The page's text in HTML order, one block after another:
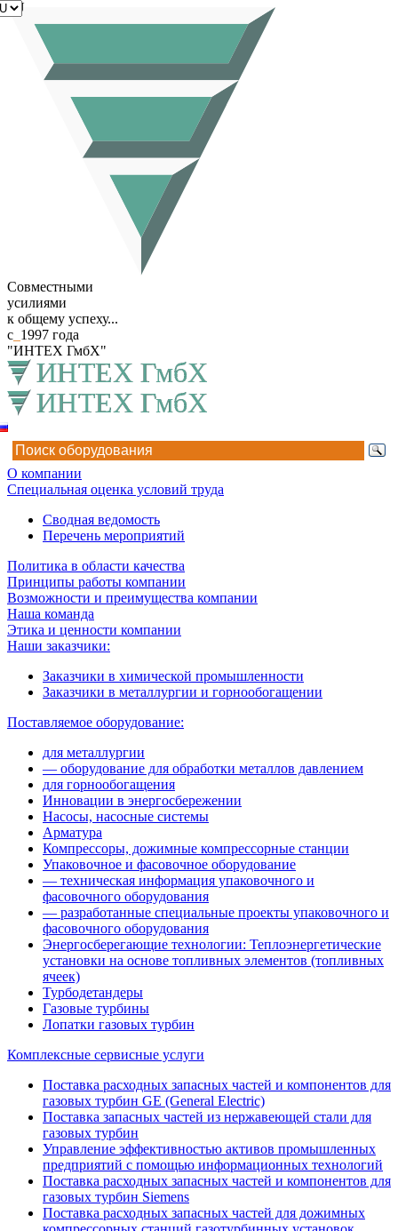
Совместными
усилиями
к общему успеху...
с 1997 года
"ИНТЕХ ГмбХ"
RU
О компании
Специальная оценка условий труда
Сводная ведомость
Перечень мероприятий
Политика в области качества
Принципы работы компании
Возможности и преимущества компании
Наша команда
Этика и ценности компании
Наши заказчики:
Заказчики в химической промышленности
Заказчики в металлургии и горнообогащении
Поставляемое оборудование:
для металлургии
— оборудование для обработки металлов давлением
для горнообогащения
Инновации в энергосбережении
Насосы, насосные системы
Арматура
Компрессоры, дожимные компрессорные станции
Упаковочное и фасовочное оборудование
— техническая информация упаковочного и
фасовочного оборудования
— разработанные специальные проекты упаковочного и
фасовочного оборудования
Энергосберегающие технологии: Теплоэнергетические
установки на основе топливных элементов (топливных
ячеек)
Турбодетандеры
Газовые турбины
Лопатки газовых турбин
Комплексные сервисные услуги
Поставка расходных запасных частей и компонентов для
газовых турбин GE (General Electric)
Поставка запасных частей из нержавеющей стали для
газовых турбин
Управление эффективностью активов промышленных
предприятий с помощью информационных технологий
Поставка расходных запасных частей и компонентов для
газовых турбин Siemens
Поставка расходных запасных частей для дожимных